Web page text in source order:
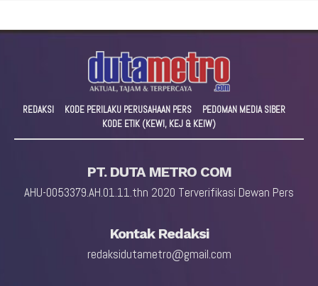
REDAKSI KODE PERILAKU PERUSAHAAN PERS
PEDOMAN MEDIA SIBER
KODE ETIK (KEWI, KEJ & KEIW)
PT. DUTA METRO COM
AHU-0053379.AH.01.11.thn 2020 Terverifikasi Dewan Pers
Kontak Redaksi
redaksidutametro@gmail.com